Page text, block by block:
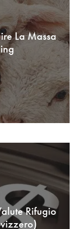
La Massa
Rifugio